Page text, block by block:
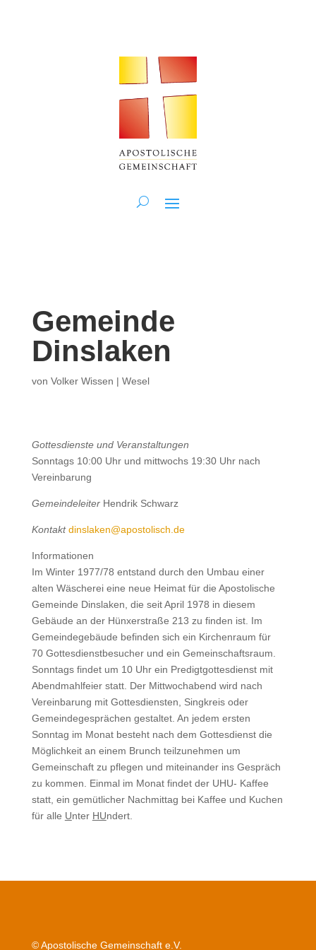
Gemeinde
Dinslaken
von Volker Wissen | Wesel
Gottesdienste und Veranstaltungen
Sonntags 10:00 Uhr und mittwochs 19:30 Uhr nach
Vereinbarung
Gemeindeleiter Hendrik Schwarz
Kontaktdinslaken@apostolisch.de
Informationen
Im Winter 1977/78 entstand durch den Umbau einer
alten Wäscherei eine neue Heimat für die Apostolische
Gemeinde Dinslaken, die seit April 1978 in diesem
Gebäude an der Hünxerstraße 213 zu finden ist. Im
Gemeindegebäude befinden sich ein Kirchenraum für
70 Gottesdienstbesucher und ein Gemeinschaftsraum.
Sonntags findet um 10 Uhr ein Predigtgottesdienst mit
Abendmahlfeier statt. Der Mittwochabend wird nach
Vereinbarung mit Gottesdiensten, Singkreis oder
Gemeindegesprächen gestaltet. An jedem ersten
Sonntag im Monat besteht nach dem Gottesdienst die
Möglichkeit an einem Brunch teilzunehmen um
Gemeinschaft zu pflegen und miteinander ins Gespräch
zu kommen. Einmal im Monat findet der UHU- Kaffee
statt, ein gemütlicher Nachmittag bei Kaffee und Kuchen
für alle Unter HUndert.
© Apostolische Gemeinschaft e.V.